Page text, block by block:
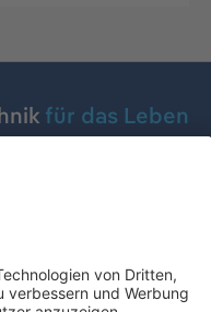
für das Leben